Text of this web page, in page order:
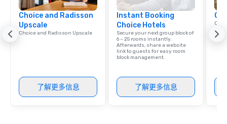
Choice and Radisson
Upscale
Choice and Radisson Upscale
了解更多信息
Instant Booking
Choice Hotels
Secure your next group block of
6 – 25 rooms instantly.
Afterwards, share a website
link to guests for easy room
block management.
了解更多信息